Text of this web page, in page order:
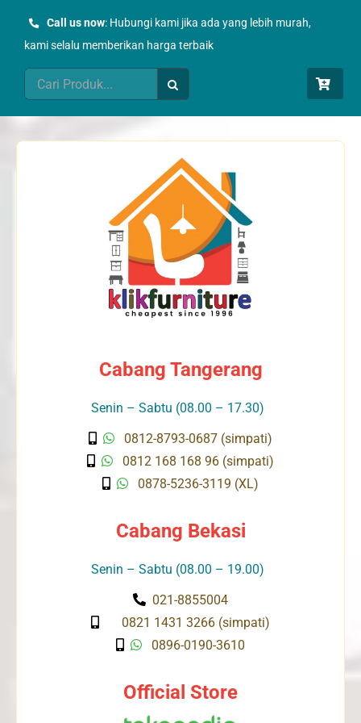
Call us now: Hubungi kami jika ada yang lebih murah,
kami selalu memberikan harga terbaik
Search
for:
Cabang Tangerang
Senin – Sabtu (08.00 – 17.30)
0812-8793-0687 (simpati)
0812 168 168 96 (simpati)
0878-5236-3119 (XL)
Cabang Bekasi
Senin – Sabtu (08.00 – 19.00)
021-8855004
0821 1431 3266 (simpati)
0896-0190-3610
Official Store